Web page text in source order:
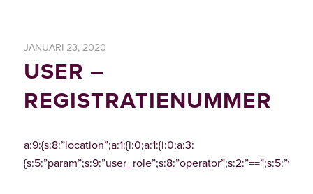
JANUARI 23, 2020
USER –
REGISTRATIENUMMER
a:9:{s:8:”location”;a:1:{i:0;a:1:{i:0;a:3: